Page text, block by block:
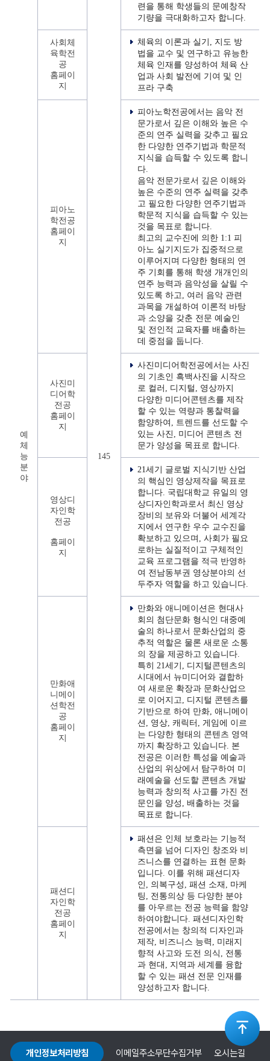
예
체
능
분
야
145
련을 통해 학생들의 문예창작
기량을 극대화하고자 합니다.
사회체
육학전
공
홈페이
지
체육의 이론과 실기, 지도 방
법을 교수 및 연구하고 유능한
체육 인재를 양성하여 체육 산
업과 사회 발전에 기여 및 인
프라 구축
피아노
학전공
홈페이
지
피아노학전공에서는 음악 전
문가로서 깊은 이해와 높은 수
준의 연주 실력을 갖추고 필요
한 다양한 연주기법과 학문적
지식을 습득할 수 있도록 합니
다.
음악 전문가로서 깊은 이해와
높은 수준의 연주 실력을 갖추
고 필요한 다양한 연주기법과
학문적 지식을 습득할 수 있는
것을 목표로 합니다.
최고의 교수진에 의한 1:1 피
아노 실기지도가 집중적으로
이루어지며 다양한 형태의 연
주 기회를 통해 학생 개개인의
연주 능력과 음악성을 살릴 수
있도록 하고, 여러 음악 관련
과목을 개설하여 이론적 바탕
과 소양을 갖춘 전문 예술인
및 전인적 교육자를 배출하는
데 중점을 둡니다.
사진미
디어학
전공
홈페이
지
사진미디어학전공에서는 사진
의 기초인 흑백사진을 시작으
로 컬러, 디지털, 영상까지
다양한 미디어콘텐츠를 제작
할 수 있는 역량과 통찰력을
함양하여, 트렌드를 선도할 수
있는 사진, 미디어 콘텐츠 전
문가 양성을 목표로 합니다.
영상디
자인학
전공
홈페이
지
21세기 글로벌 지식기반 산업
의 핵심인 영상제작을 목표로
합니다. 국립대학교 유일의 영
상디자인학과로서 최신 영상
장비의 보유와 더불어 세계각
지에서 연구한 우수 교수진을
확보하고 있으며, 사회가 필요
로하는 실질적이고 구체적인
교육 프로그램을 적극 반영하
여 전남동부권 영상분야의 선
두주자 역할을 하고 있습니다.
만화애
니메이
션학전
공
홈페이
지
만화와 애니메이션은 현대사
회의 첨단문화 형식인 대중예
술의 하나로서 문화산업의 중
추적 역할은 물론 새로운 소통
의 장을 제공하고 있습니다.
특히 21세기, 디지털콘텐츠의
시대에서 뉴미디어와 결합하
여 새로운 확장과 문화산업으
로 이어지고, 디지털 콘텐츠를
기반으로 하여 만화, 애니메이
션, 영상, 캐릭터, 게임에 이르
는 다양한 형태의 콘텐츠 영역
까지 확장하고 있습니다. 본
전공은 이러한 특성을 예술과
산업의 위상에서 탐구하여 미
래예술을 선도할 콘텐츠 개발
능력과 창의적 사고를 가진 전
문인을 양성, 배출하는 것을
목표로 합니다.
패션디
자인학
전공
홈페이
지
패션은 인체 보호라는 기능적
측면을 넘어 디자인 창조와 비
즈니스를 연결하는 표현 문화
입니다. 이를 위해 패션디자
인, 의복구성, 패션 소재, 마케
팅, 전통의상 등 다양한 분야
를 아우르는 전공 능력을 함양
하여야합니다. 패션디자인학
전공에서는 창의적 디자인과
제작, 비즈니스 능력, 미래지
향적 사고와 도전 의식, 전통
과 현대, 지역과 세계를 융합
할 수 있는 패션 전문 인재를
양성하고자 합니다.
개인정보처리방침 이메일주소무단수집거부 오시는길
상